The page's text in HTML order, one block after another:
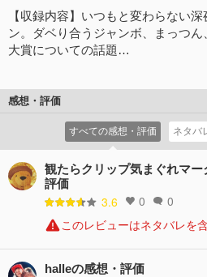
【収録内容】いつもと変わらない
ン。ダベり合うジャンボ、まっつ
大賞についての話題…
感想・評価
すべての感想・評価 ネタバ
観たらクリップ気まぐれマー
評価
3.6 0 0
このレビューはネタバレを
halleの感想・評価